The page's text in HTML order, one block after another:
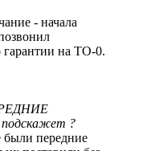
- начала
гарантии на ТО-0.
?
были передние